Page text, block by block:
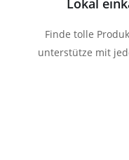
Lokal
Finde tolle
unterstütze mit